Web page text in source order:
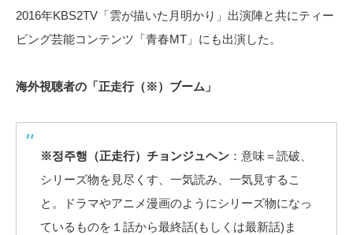
2016年KBS2TV「雲が描いた月明かり」出演陣と共にティー
ビング芸能コンテンツ「青春MT」にも出演した。
海外視聴者の「正走行（※）ブーム」
※정주행（正走行）チョンジュヘン ：意味＝読破、
シリーズ物を見尽くす、一気読み、一気見するこ
と。ドラマやアニメ漫画のようにシリーズ物になっ
ているものを１話から最終話(もしくは最新話)ま